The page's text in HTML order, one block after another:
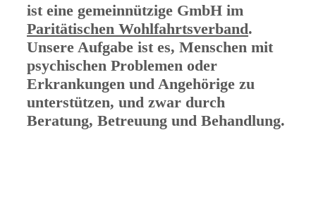
ist eine gemeinnützige GmbH im
Paritätischen Wohlfahrtsverband.
Unsere Aufgabe ist es, Menschen mit
psychischen Problemen oder
Erkrankungen und Angehörige zu
unterstützen, und zwar durch
Beratung, Betreuung und Behandlung.